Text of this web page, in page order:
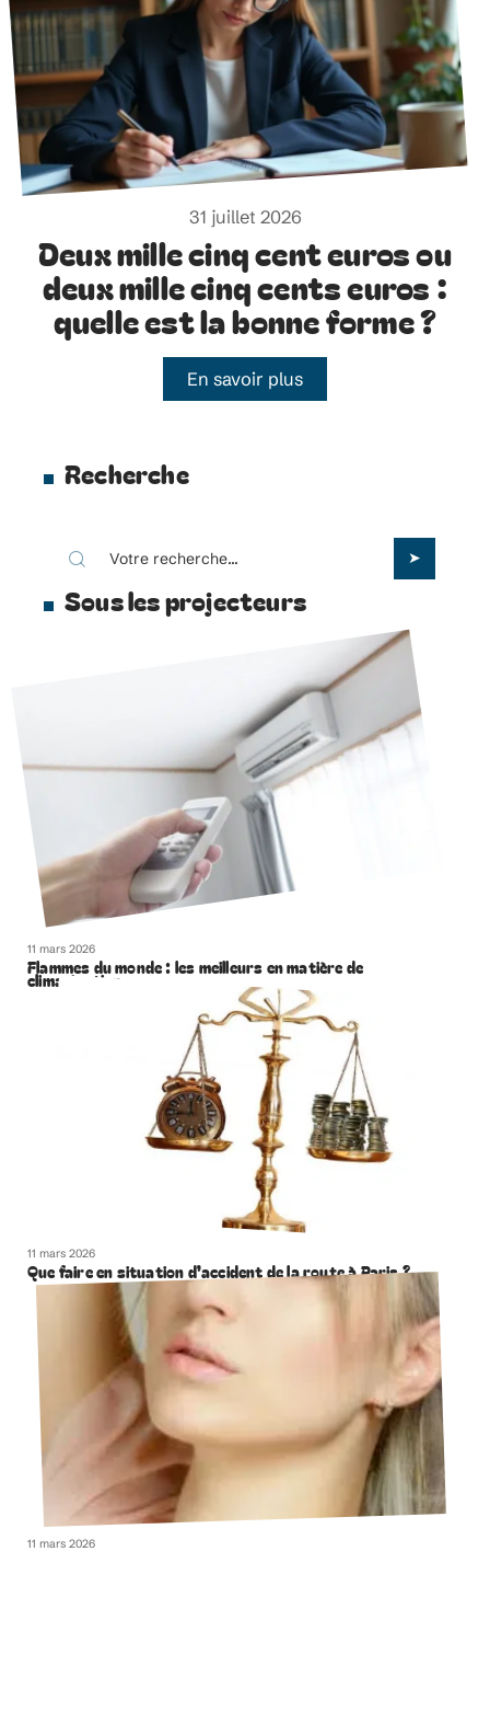
31 juillet 2026
Deux mille cinq cent euros ou
deux mille cinq cents euros :
quelle est la bonne forme ?
En savoir plus
Recherche
Sous les projecteurs
11 mars 2026
Flammes du monde : les meilleurs en matière de
climatisation
11 mars 2026
Que faire en situation d’accident de la route à Paris ?
11 mars 2026